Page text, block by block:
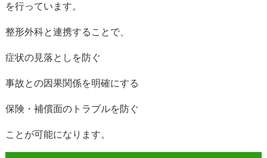
を行っています。
整形外科と連携することで、
症状の見落としを防ぐ
事故との因果関係を明確にする
保険・補償面のトラブルを防ぐ
ことが可能になります。